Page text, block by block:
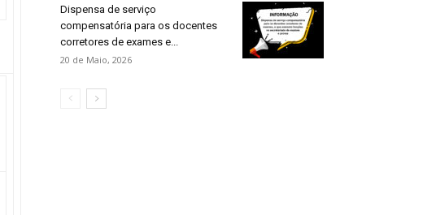
Dispensa de serviço
compensatória para os docentes
corretores de exames e...
20 de Maio, 2026